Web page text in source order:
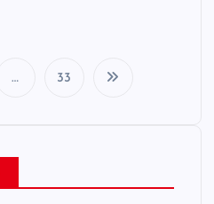
v
… 33